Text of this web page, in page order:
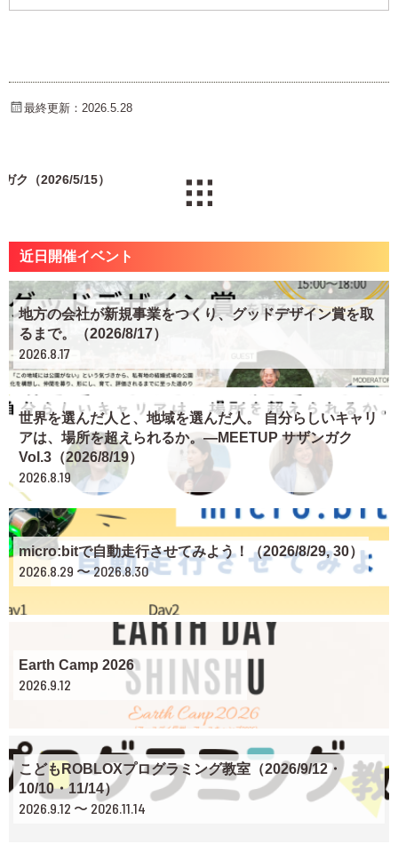
最終更新：2026.5.28
ク（2026/5/15）
近日開催イベント
地方の会社が新規事業をつくり、グッドデザイン賞を取
るまで。（2026/8/17）
2026.8.17
世界を選んだ人と、地域を選んだ人。 自分らしいキャリ
アは、場所を超えられるか。―MEETUP サザンガク
Vol.3（2026/8/19）
2026.8.19
micro:bitで自動走行させてみよう！（2026/8/29, 30）
2026.8.29 〜 2026.8.30
Earth Camp 2026
2026.9.12
こどもROBLOXプログラミング教室（2026/9/12・
10/10・11/14）
2026.9.12 〜 2026.11.14